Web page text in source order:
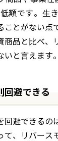
族信託利用ケ
トとデメリッ
課税関係
課税関係
課税関係
は
に関する費用
額です。⽣
ことがない点
商品と⽐べ、
と⾔えます。
回避できる
回避できるの
て、リバース